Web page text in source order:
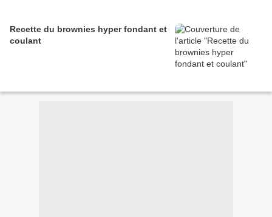
Recette du brownies hyper fondant et
coulant